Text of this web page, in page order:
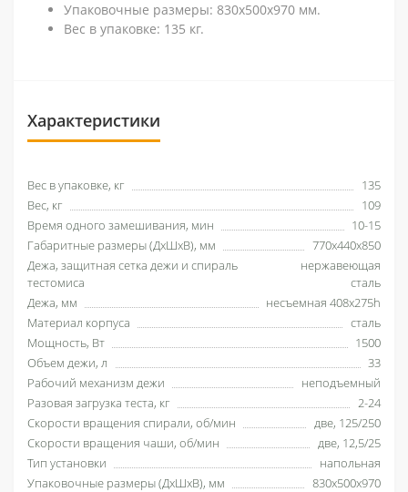
Упаковочные размеры: 830х500х970 мм.
Вес в упаковке: 135 кг.
Характеристики
Вес в упаковке, кг
135
Вес, кг
109
Время одного замешивания, мин
10-15
Габаритные размеры (ДхШхВ), мм
770x440x850
Дежа, защитная сетка дежи и спираль
тестомиса
нержавеющая
сталь
Дежа, мм
несъемная 408x275h
Материал корпуса
сталь
Мощность, Вт
1500
Объем дежи, л
33
Рабочий механизм дежи
неподъемный
Разовая загрузка теста, кг
2-24
Скорости вращения спирали, об/мин
две, 125/250
Скорости вращения чаши, об/мин
две, 12,5/25
Тип установки
напольная
Упаковочные размеры (ДхШхВ), мм
830х500х970